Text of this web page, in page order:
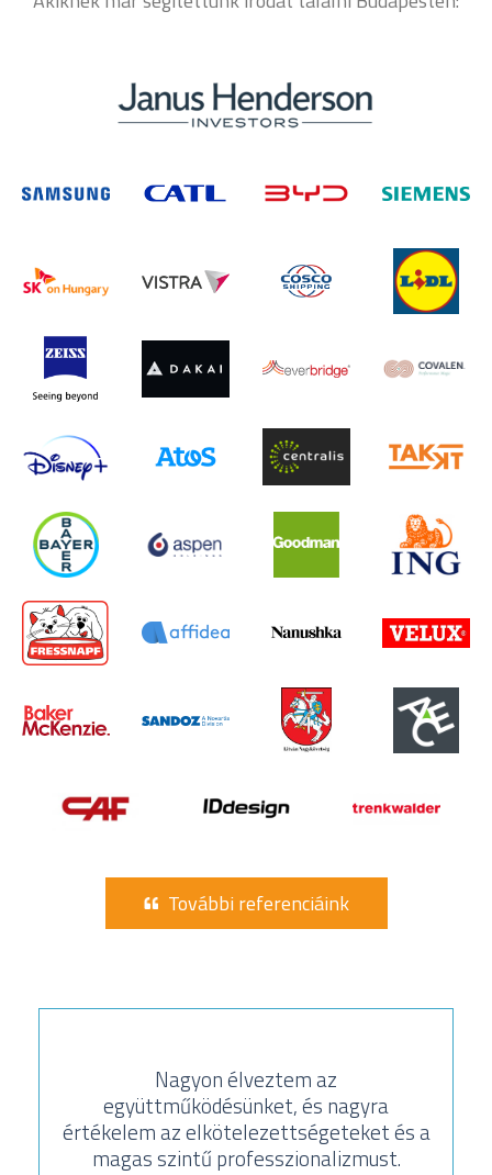
További referenciáink
Nagyon élveztem az
együttműködésünket, és nagyra
értékelem az elkötelezettségeteket és a
magas szintű professzionalizmust.